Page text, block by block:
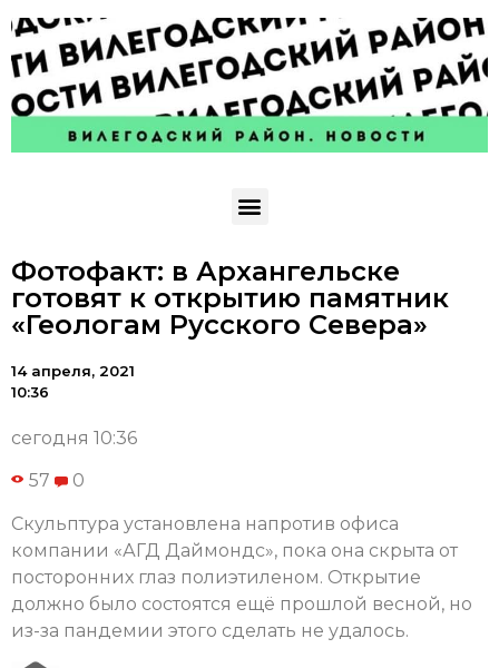
Фотофакт: в Архангельске
готовят к открытию памятник
«Геологам Русского Севера»
14 апреля, 2021
10:36
сегодня 10:36
57 0
Скульптура установлена напротив офиса
компании «АГД Даймондс», пока она скрыта от
посторонних глаз полиэтиленом. Открытие
должно было состоятся ещё прошлой весной, но
из-за пандемии этого сделать не удалось.